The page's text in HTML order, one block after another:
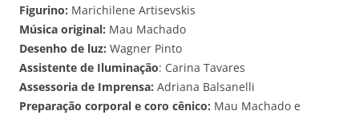
Figurino: Marichilene Artisevskis
Música original: Mau Machado
Desenho de luz: Wagner Pinto
Assistente de Iluminação: Carina Tavares
Assessoria de Imprensa: Adriana Balsanelli
Preparação corporal e coro cênico: Mau Machado e